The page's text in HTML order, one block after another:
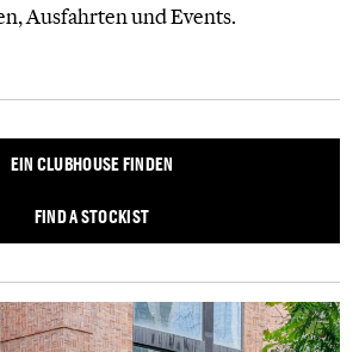
Ausfahrten und Events.
EIN CLUBHOUSE FINDEN
FIND A STOCKIST